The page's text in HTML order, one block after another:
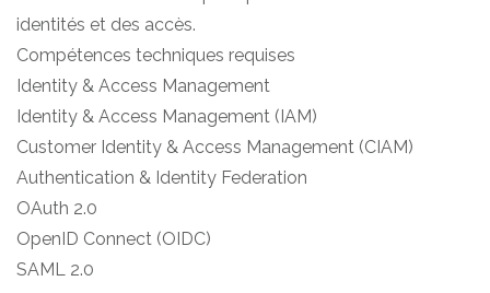
identités et des accès.
Compétences techniques requises
Identity & Access Management
Identity & Access Management (IAM)
Customer Identity & Access Management (CIAM)
Authentication & Identity Federation
OAuth 2.0
OpenID Connect (OIDC)
SAML 2.0